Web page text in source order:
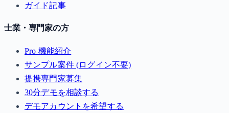
ガイド記事
士業・専門家の方
Pro 機能紹介
サンプル案件 (ログイン不要)
提携専門家募集
30分デモを相談する
デモアカウントを希望する